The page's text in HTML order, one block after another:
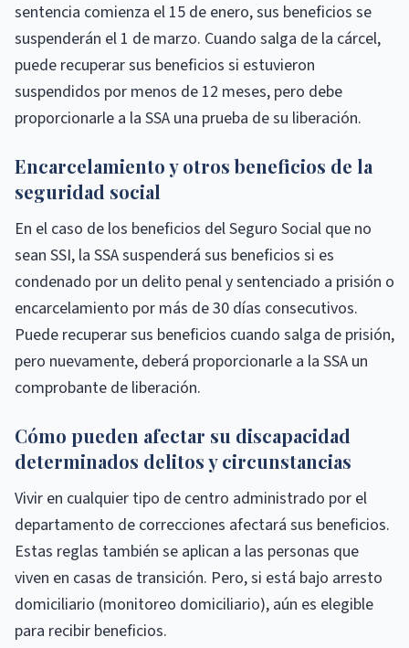
sentencia comienza el 15 de enero, sus beneficios se
suspenderán el 1 de marzo. Cuando salga de la cárcel,
puede recuperar sus beneficios si estuvieron
suspendidos por menos de 12 meses, pero debe
proporcionarle a la SSA una prueba de su liberación.
Encarcelamiento y otros beneficios de la
seguridad social
En el caso de los beneficios del Seguro Social que no
sean SSI, la SSA suspenderá sus beneficios si es
condenado por un delito penal y sentenciado a prisión o
encarcelamiento por más de 30 días consecutivos.
Puede recuperar sus beneficios cuando salga de prisión,
pero nuevamente, deberá proporcionarle a la SSA un
comprobante de liberación.
Cómo pueden afectar su discapacidad
determinados delitos y circunstancias
Vivir en cualquier tipo de centro administrado por el
departamento de correcciones afectará sus beneficios.
Estas reglas también se aplican a las personas que
viven en casas de transición. Pero, si está bajo arresto
domiciliario (monitoreo domiciliario), aún es elegible
para recibir beneficios.